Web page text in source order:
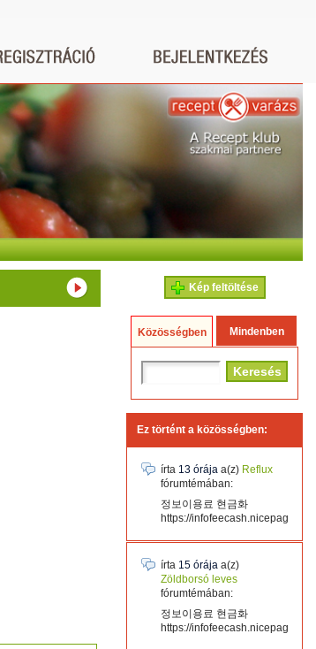
Kép feltöltése
Közösségben Mindenben
Ez történt a közösségben:
írta 13 órája a(z) Reflux
fórumtémában:
정보이용료 현금화
https://infofeecash.nicepage...
írta 15 órája a(z)
Zöldborsó leves
fórumtémában:
정보이용료 현금화
https://infofeecash.nicepage...